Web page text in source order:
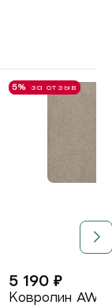
5% за отзыв
5 190 ₽
Ковролин AW